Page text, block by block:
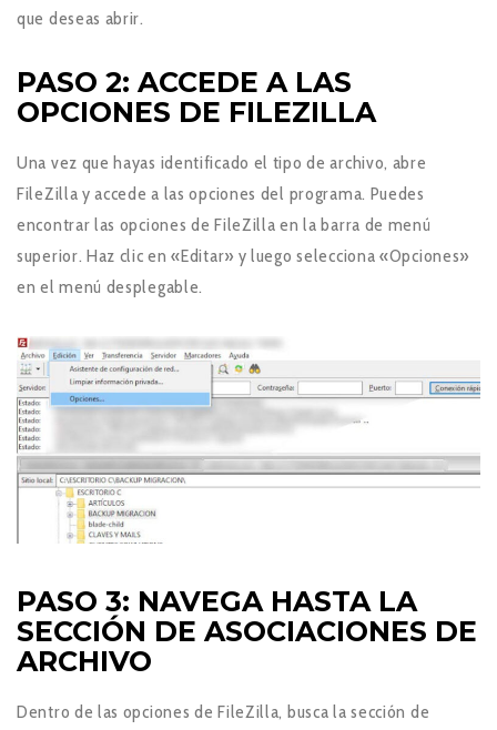
que deseas abrir.
PASO 2: ACCEDE A LAS
OPCIONES DE FILEZILLA
Una vez que hayas identificado el tipo de archivo, abre
FileZilla y accede a las opciones del programa. Puedes
encontrar las opciones de FileZilla en la barra de menú
superior. Haz clic en «Editar» y luego selecciona «Opciones»
en el menú desplegable.
PASO 3: NAVEGA HASTA LA
SECCIÓN DE ASOCIACIONES DE
ARCHIVO
Dentro de las opciones de FileZilla, busca la sección de